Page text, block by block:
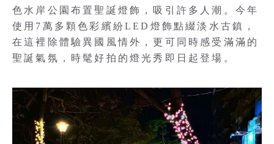
色水岸公園布置聖誕燈飾，吸引許多人潮。今年
使用7萬多顆色彩繽紛LED燈飾點綴淡水古鎮，
在這裡除體驗異國風情外，更可同時感受滿滿的
聖誕氣氛，時髦好拍的燈光秀即日起登場。